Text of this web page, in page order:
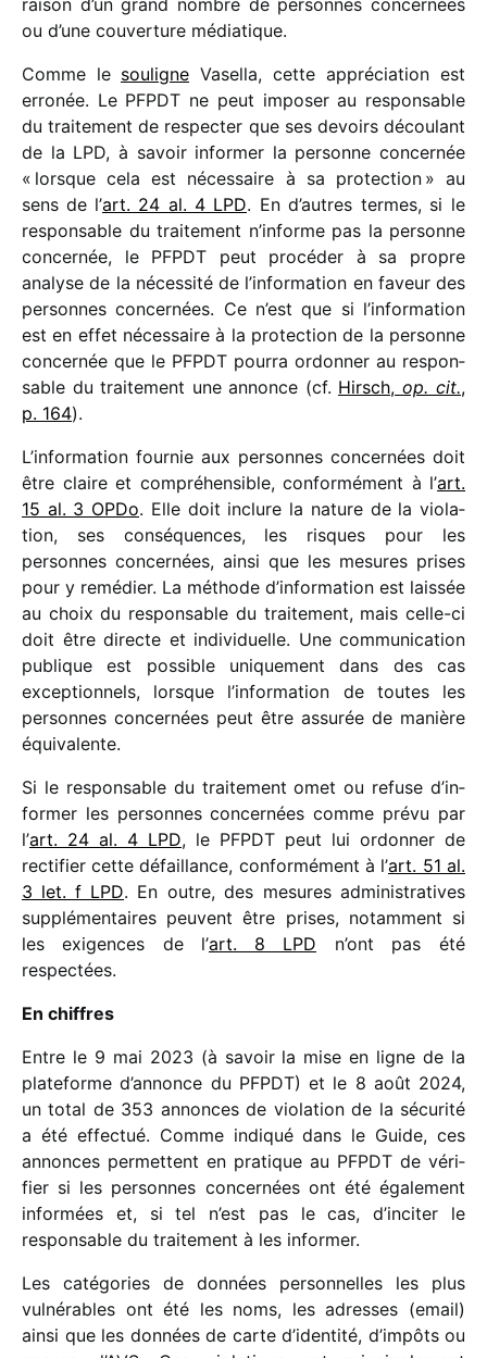
raison d’un grand nombre de personnes concer­nées
ou d’une couver­ture médiatique.
Comme le souligne Vasella, cette appré­cia­tion est
erro­née. Le PFPDT ne peut impo­ser au respon­sable
du trai­te­ment de respec­ter que ses devoirs décou­lant
de la LPD, à savoir infor­mer la personne concer­née
« lorsque cela est néces­saire à sa protec­tion » au
sens de l’art. 24 al. 4 LPD. En d’autres termes, si le
respon­sable du trai­te­ment n’informe pas la personne
concer­née, le PFPDT peut procé­der à sa propre
analyse de la néces­sité de l’information en faveur des
personnes concer­nées. Ce n’est que si l’information
est en effet néces­saire à la protec­tion de la personne
concer­née que le PFPDT pourra ordon­ner au respon­
sable du trai­te­ment une annonce (cf. Hirsch, op. cit.,
p. 164).
L’information four­nie aux personnes concer­nées doit
être claire et compré­hen­sible, confor­mé­ment à l’art.
15 al. 3 OPDo. Elle doit inclure la nature de la viola­
tion, ses consé­quences, les risques pour les
personnes concer­nées, ainsi que les mesures prises
pour y remé­dier. La méthode d’in­for­ma­tion est lais­sée
au choix du respon­sable du trai­te­ment, mais celle-ci
doit être directe et indi­vi­duelle. Une commu­ni­ca­tion
publique est possible unique­ment dans des cas
excep­tion­nels, lorsque l’in­for­ma­tion de toutes les
personnes concer­nées peut être assu­rée de manière
équivalente.
Si le respon­sable du trai­te­ment omet ou refuse d’in­
for­mer les personnes concer­nées comme prévu par
l’art. 24 al. 4 LPD, le PFPDT peut lui ordon­ner de
recti­fier cette défaillance, confor­mé­ment à l’art. 51 al.
3 let. f LPD. En outre, des mesures admi­nis­tra­tives
supplé­men­taires peuvent être prises, notam­ment si
les exigences de l’art. 8 LPD n’ont pas été
respectées.
En chiffres
Entre le 9 mai 2023 (à savoir la mise en ligne de la
plate­forme d’annonce du PFPDT) et le 8 août 2024,
un total de 353 annonces de viola­tion de la sécu­rité
a été effec­tué. Comme indi­qué dans le Guide, ces
annonces permettent en pratique au PFPDT de véri­
fier si les personnes concer­nées ont été égale­ment
infor­mées et, si tel n’est pas le cas, d’inciter le
respon­sable du trai­te­ment à les informer.
Les caté­go­ries de données person­nelles les plus
vulné­rables ont été les noms, les adresses (email)
ainsi que les données de carte d’identité, d’impôts ou